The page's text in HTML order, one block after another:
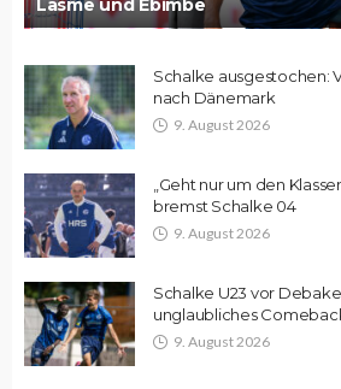
Lasme und Ebimbe
Schalke ausgestochen:
nach Dänemark
9. August 2026
„Geht nur um den
bremst Schalke 04
9. August 2026
Schalke U23 vor
unglaubliches
9. August 2026